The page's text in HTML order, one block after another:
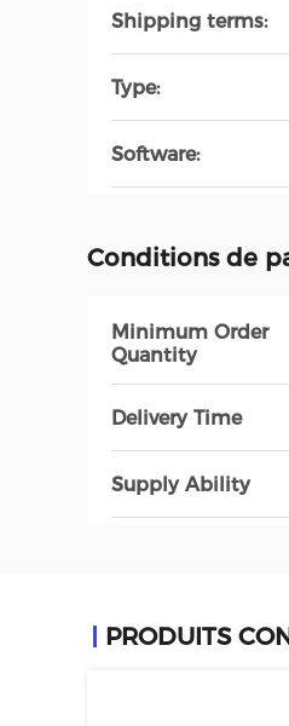
Shipping terms:
Type:
Software:
Conditions de
Minimum Order
Quantity
Delivery Time
Supply Ability
PRODUITS